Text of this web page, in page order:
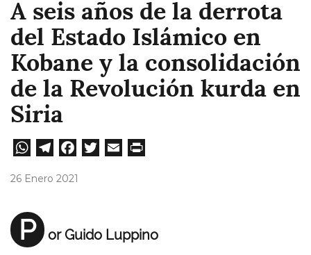
A seis años de la derrota
del Estado Islámico en
Kobane y la consolidación
de la Revolución kurda en
Siria
W
A
pp
Te
m
Fa
26 Enero 2021
P or Guido Luppino